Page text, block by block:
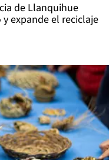
de Llanquihue
expande el reciclaje